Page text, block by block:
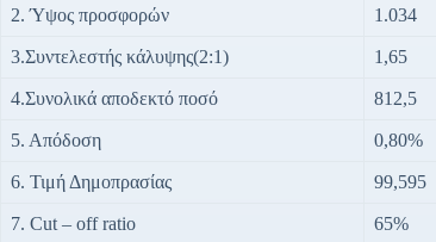
2. Ύψος προσφορών 1.034
3.Συντελεστής κάλυψης(2:1) 1,65
4.Συνολικά αποδεκτό ποσό 812,5
5. Απόδοση 0,80%
6. Τιμή Δημοπρασίας 99,595
7. Cut – off ratio 65%